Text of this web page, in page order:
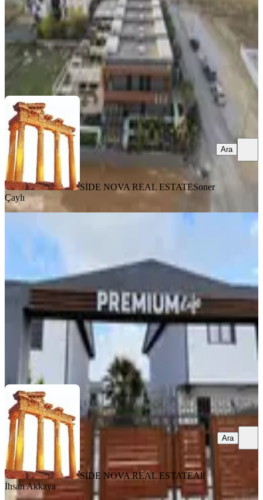
24.000.000 ₺
SİDE NOVA REAL ESTATESoner Çaylı
SİDE NOVA REAL ESTATESoner
Çaylı
Ara
2+1·95 m² 18.02.2026
7.000.000 ₺
SİDE NOVA REAL ESTATE Ali İhsan Akkaya
SİDE NOVA REAL ESTATEAli
İhsan Akkaya
Ara